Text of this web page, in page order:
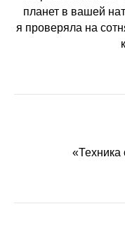
планет в вашей
я проверяла на
«Техника